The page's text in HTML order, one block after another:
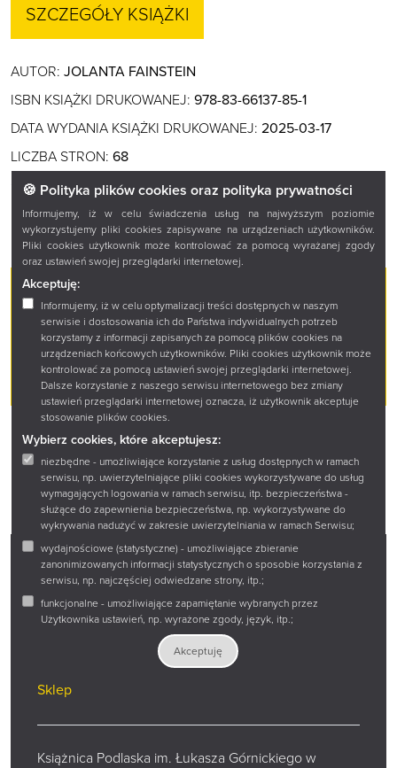
🍪 Polityka plików cookies oraz polityka prywatności
Informujemy, iż w celu świadczenia usług na najwyższym poziomie
wykorzystujemy pliki cookies zapisywane na urządzeniach użytkowników.
Pliki cookies użytkownik może kontrolować za pomocą wyrażanej zgody
oraz ustawień swojej przeglądarki internetowej.
Akceptuję:
Informujemy, iż w celu optymalizacji treści dostępnych w naszym
serwisie i dostosowania ich do Państwa indywidualnych potrzeb
korzystamy z informacji zapisanych za pomocą plików cookies na
urządzeniach końcowych użytkowników. Pliki cookies użytkownik może
kontrolować za pomocą ustawień swojej przeglądarki internetowej.
Dalsze korzystanie z naszego serwisu internetowego bez zmiany
ustawień przeglądarki internetowej oznacza, iż użytkownik akceptuje
stosowanie plików cookies.
Wybierz cookies, które akceptujesz:
niezbędne - umożliwiające korzystanie z usług dostępnych w ramach
serwisu, np. uwierzytelniające pliki cookies wykorzystywane do usług
wymagających logowania w ramach serwisu, itp. bezpieczeństwa -
służące do zapewnienia bezpieczeństwa, np. wykorzystywane do
wykrywania nadużyć w zakresie uwierzytelniania w ramach Serwisu;
wydajnościowe (statystyczne) - umożliwiające zbieranie
zanonimizowanych informacji statystycznych o sposobie korzystania z
serwisu, np. najczęściej odwiedzane strony, itp.;
funkcjonalne - umożliwiające zapamiętanie wybranych przez
Użytkownika ustawień, np. wyrażone zgody, język, itp.;
Akceptuję
SZCZEGÓŁY KSIĄŻKI
AUTOR: JOLANTA FAINSTEIN
ISBN KSIĄŻKI DRUKOWANEJ: 978-83-66137-85-1
DATA WYDANIA KSIĄŻKI DRUKOWANEJ: 2025-03-17
LICZBA STRON: 68
OKŁADKA:MIĘKKA
FORMAT KSIĄŻKI DRUKOWANEJ:230X210X6
DRUK 35,00 zł
DODAJ DO KOSZYKA
Facebook
TwitterInstagramYouTube
Sklep
Książnica Podlaska im. Łukasza Górnickiego w